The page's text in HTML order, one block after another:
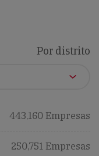
Por distrito
443,160 Empresas
250,751 Empresas